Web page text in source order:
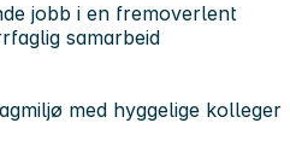
jobb i en fremoverlent
samarbeid
med hyggelige kolleger